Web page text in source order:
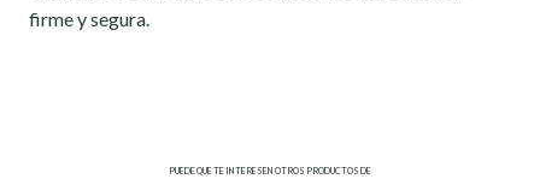
firme y segura.
PUEDE QUE TE INTERESEN OTROS PRODUCTOS DE